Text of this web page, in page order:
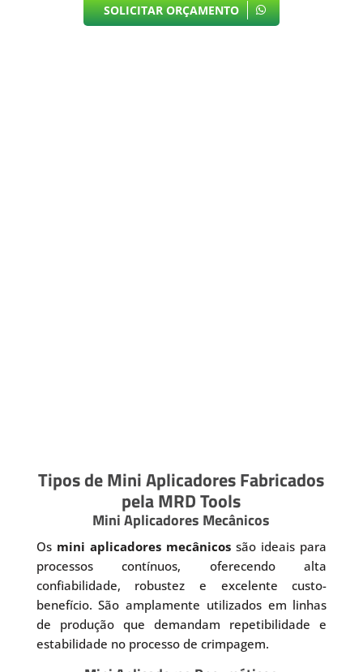
SOLICITAR ORÇAMENTO
Tipos de Mini Aplicadores Fabricados
pela MRD Tools
Mini Aplicadores Mecânicos
Os mini aplicadores mecânicos são ideais para
processos contínuos, oferecendo alta
confiabilidade, robustez e excelente custo-
benefício. São amplamente utilizados em linhas
de produção que demandam repetibilidade e
estabilidade no processo de crimpagem.